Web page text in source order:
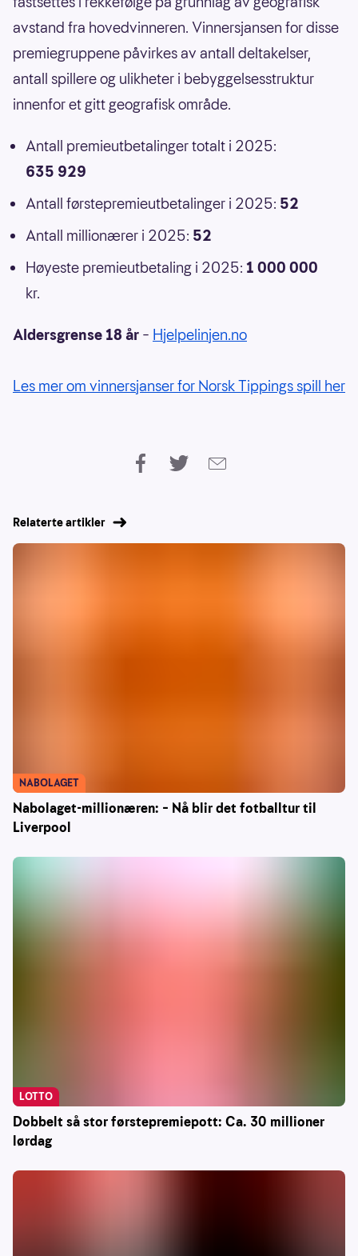
avstand fra hovedvinneren. Vinnersjansen for disse
premiegruppene påvirkes av antall deltakelser,
antall spillere og ulikheter i bebyggelsesstruktur
innenfor et gitt geografisk område.
Antall premieutbetalinger totalt i 2025:
635 929
Antall førstepremieutbetalinger i 2025: 52
Antall millionærer i 2025: 52
Høyeste premieutbetaling i 2025: 1 000 000
kr.
Aldersgrense 18 år – Hjelpelinjen.no
Les mer om vinnersjanser for Norsk Tippings spill her
Relaterte artikler
Nabolaget-millionæren: – Nå blir det fotballtur til
Liverpool
NABOLAGET
Dobbelt så stor førstepremiepott: Ca. 30 millioner
lørdag
LOTTO